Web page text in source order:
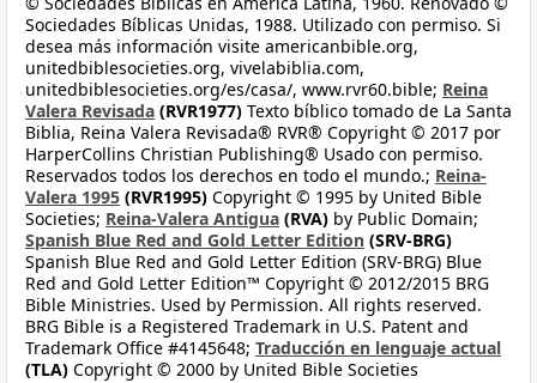
Sociedades Bíblicas Unidas, 1988. Utilizado con permiso. Si
desea más información visite americanbible.org,
unitedbiblesocieties.org, vivelabiblia.com,
unitedbiblesocieties.org/es/casa/, www.rvr60.bible; Reina
Valera Revisada (RVR1977) Texto bíblico tomado de La Santa
Biblia, Reina Valera Revisada® RVR® Copyright © 2017 por
HarperCollins Christian Publishing® Usado con permiso.
Reservados todos los derechos en todo el mundo.; Reina-
Valera 1995 (RVR1995) Copyright © 1995 by United Bible
Societies; Reina-Valera Antigua (RVA) by Public Domain;
Spanish Blue Red and Gold Letter Edition (SRV-BRG)
Spanish Blue Red and Gold Letter Edition (SRV-BRG) Blue
Red and Gold Letter Edition™ Copyright © 2012/2015 BRG
Bible Ministries. Used by Permission. All rights reserved.
BRG Bible is a Registered Trademark in U.S. Patent and
Trademark Office #4145648; Traducción en lenguaje actual
(TLA) Copyright © 2000 by United Bible Societies